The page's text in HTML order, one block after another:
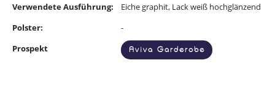
Verwendete Ausführung:
Eiche graphit, Lack weiß hochglänzend
Polster:
-
Prospekt
Aviva Garderobe